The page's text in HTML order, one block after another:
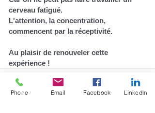
cerveau fatigué.
L'attention, la concentration,
commencent par la réceptivité.
Au plaisir de renouveler cette
expérience !
Phone Email Facebook LinkedIn